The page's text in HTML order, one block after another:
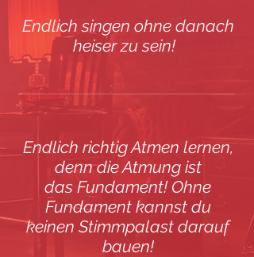
Endlich singen ohne danach
heiser zu sein!
Endlich richtig Atmen lernen,
denn die Atmung ist
das Fundament! Ohne
Fundament kannst du
keinen Stimmpalast darauf
bauen!